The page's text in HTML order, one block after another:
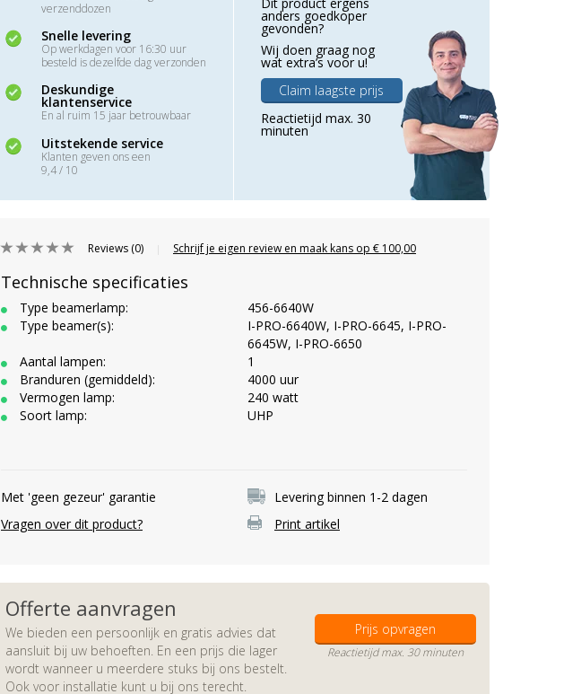
verzenddozen
Snelle levering
Op werkdagen voor 16:30 uur
besteld is dezelfde dag verzonden
Deskundige
klantenservice
En al ruim 15 jaar betrouwbaar
Uitstekende service
Klanten geven ons een
9,4 / 10
anders goedkoper
gevonden?
Wij doen graag nog
wat extra’s voor u!
Claim laagste prijs
Reactietijd max. 30
minuten
Reviews (0) Schrijf je eigen review en maak kans op € 100,00
Technische specificaties
Type beamerlamp:
456-6640W
Type beamer(s):
I-PRO-6640W, I-PRO-6645, I-PRO-
6645W, I-PRO-6650
Aantal lampen:
1
Branduren (gemiddeld):
4000 uur
Vermogen lamp:
240 watt
Soort lamp:
UHP
Met 'geen gezeur' garantie
Levering binnen 1-2 dagen
Vragen over dit product?
Print artikel
Offerte aanvragen
We bieden een persoonlijk en gratis advies dat
aansluit bij uw behoeften. En een prijs die lager
wordt wanneer u meerdere stuks bij ons bestelt.
Ook voor installatie kunt u bij ons terecht.
Prijs opvragen
Reactietijd max. 30 minuten